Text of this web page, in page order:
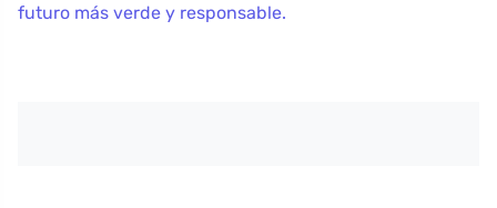
futuro más verde y responsable.